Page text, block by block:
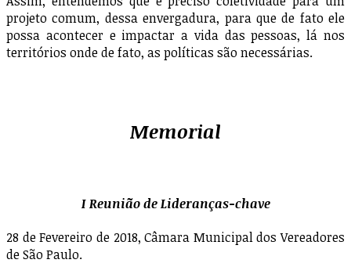
projeto comum, dessa envergadura, para que de fato ele
possa acontecer e impactar a vida das pessoas, lá nos
territórios onde de fato, as políticas são necessárias.
Memorial
I Reunião de Lideranças-chave
28 de Fevereiro de 2018, Câmara Municipal dos Vereadores
de São Paulo.